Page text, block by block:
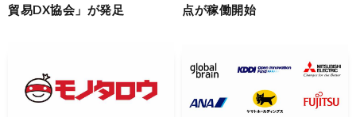
貿易DX協会」が発足
点が稼働開始